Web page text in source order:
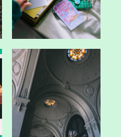
Inspiración y
reconocimiento.